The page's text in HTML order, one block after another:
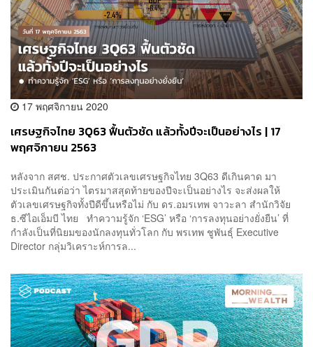
17 พฤศจิกายน 2020
เศรษฐกิจไทย 3Q63 ฟื้นตัวชัด แล้วทั้งปีจะเป็นอย่างไร | 17
พฤศจิกายน 2563
หลังจาก สศช. ประกาศตัวเลขเศรษฐกิจไทย 3Q63 ดีเกินคาด มา
ประเมินกันต่อว่า ไตรมาสสุดท้ายของปีจะเป็นอย่างไร จะส่งผลให้
ตัวเลขเศรษฐกิจทั้งปีดีขึ้นหรือไม่ กับ ดร.อมรเทพ จาวะลา สำนักวิจัย
ธ.ซีไอเอ็มบี ไทย ทำความรู้จัก ‘ESG’ หรือ ‘การลงทุนอย่างยั่งยืน’ ที่
กำลังเป็นที่นิยมของนักลงทุนทั่วโลก กับ พรเทพ ชูพันธุ์ Executive
Director กลุ่มวิเคราะห์การล...